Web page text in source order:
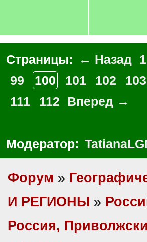
Страницы: ← Назад 1
99
100 101 102 103
111
112 Вперед →
Модератор:
Форум »
И РЕГИОНЫ »
Россия,